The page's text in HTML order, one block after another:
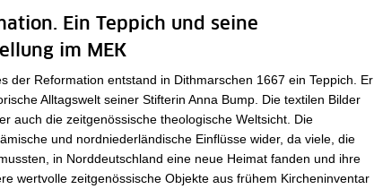
Ein Teppich und seine
im MEK
der Reformation entstand in Dithmarschen 1667 ein Teppich. Er
Alltagswelt seiner Stifterin Anna Bump. Die textilen Bilder
auch die zeitgenössische theologische Weltsicht. Die
und nordniederländische Einflüsse wider, da viele, die
in Norddeutschland eine neue Heimat fanden und ihre
wertvolle zeitgenössische Objekte aus frühem Kircheninventar